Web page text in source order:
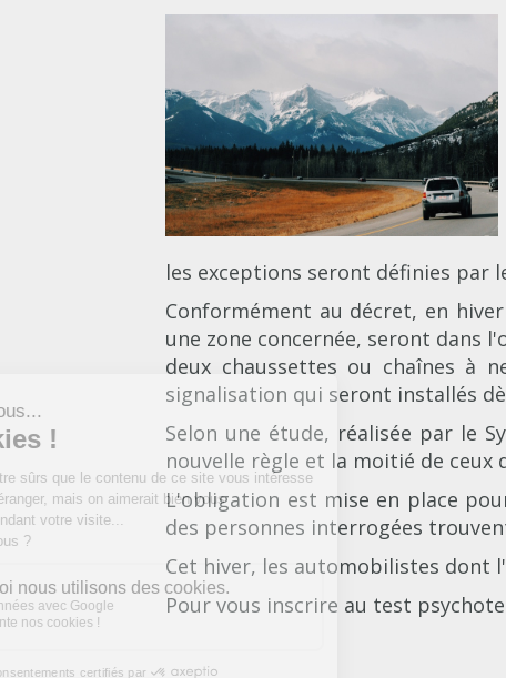
les exceptions seront définies par
Conformément au décret, en
une zone concernée, seront dans
deux chaussettes ou chaînes à
signalisation qui seront installés
Selon une étude, réalisée par le
nouvelle règle et la moitié de ceux
L'obligation est mise en place
des personnes interrogées
Cet hiver, les automobilistes dont
Pour vous inscrire au test